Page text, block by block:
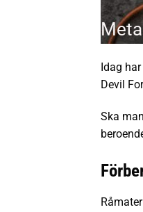
Idag
Devil
Ska